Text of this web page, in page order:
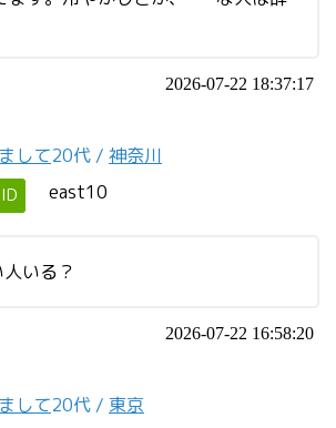
2026-07-22 18:37:17
して20代 / 神奈川
ID east10
いる？
2026-07-22 16:58:20
して20代 / 東京